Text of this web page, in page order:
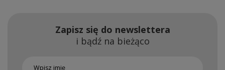
Zapisz się do newslettera
i bądź na bieżąco